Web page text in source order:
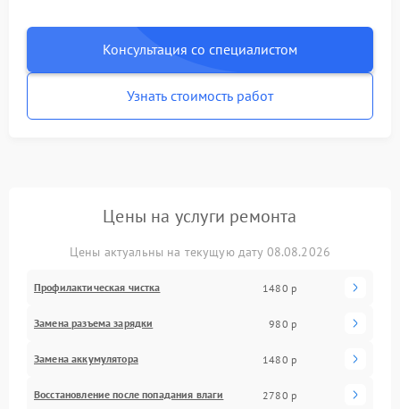
Консультация со специалистом
Узнать стоимость работ
Цены на услуги ремонта
Цены актуальны на текущую дату 08.08.2026
Профилактическая чистка 1480 р
Замена разъема зарядки 980 р
Замена аккумулятора 1480 р
Восстановление после попадания влаги 2780 р